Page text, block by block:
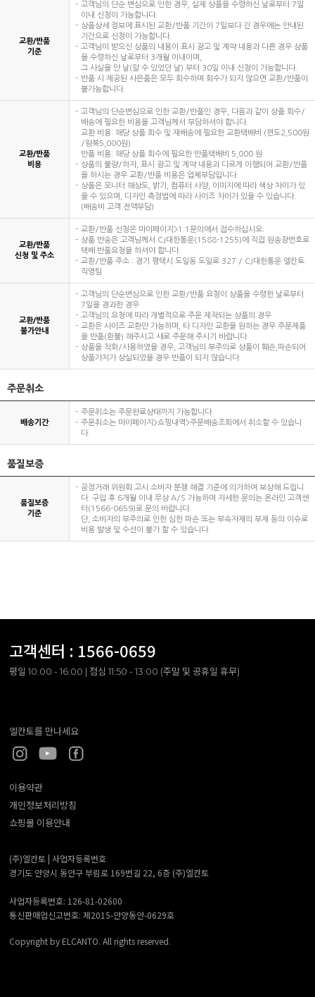
교환/반품
기준
고객님의 단순 변심으로 인한 경우, 실제 상품을 수령하신 날로부터 7일
이내 신청이 가능합니다.
상품상세 정보에 표시된 교환/반품 기간이 7일보다 긴 경우에는 안내된
기간으로 신청이 가능합니다.
고객님이 받으신 상품의 내용이 표시 광고 및 계약 내용과 다른 경우 상품
을 수령하신 날로부터 3개월 이내이며,
그 사실을 안 날(알 수 있었던 날) 부터 30일 이내 신청이 가능합니다.
반품 시 제공된 사은품은 모두 회수하며 회수가 되지 않으면 교환/반품이
불가능합니다.
교환/반품
비용
고객님의 단순변심으로 인한 교환/반품인 경우, 다음과 같이 상품 회수/
배송에 필요한 비용을 고객님께서 부담하셔야 합니다.
교환 비용: 해당 상품 회수 및 재배송에 필요한 교환택배비 (편도2,500원
/왕복5,000원)
반품 비용: 해당 상품 회수에 필요한 반품택배비 5,000 원
상품의 불량/하자, 표시 광고 및 계약 내용과 다르게 이행되어 교환/반품
을 하시는 경우 교환/반품 비용은 업체부담입니다.
상품은 모니터 해상도, 밝기, 컴퓨터 사양, 이미지에 따라 색상 차이가 있
을 수 있으며, 디자인 측정법에 따라 사이즈 차이가 있을 수 있습니다.
(배송비 고객 전액부담)
교환/반품
신청 및 주소
교환/반품 신청은 마이페이지>1:1문의에서 접수하십시오.
상품 반송은 고객님께서 CJ대한통운(1588-1255)에 직접 원송장번호로
택배 반품요청을 하셔야 합니다.
교환/반품 주소 : 경기 평택시 도일동 도일로 327 / CJ대한통운 엘칸토
직영팀
교환/반품
불가안내
고객님의 단순변심으로 인한 교환/반품 요청이 상품을 수령한 날로부터
7일을 경과한 경우
고객님의 요청에 따라 개별적으로 주문 제작되는 상품의 경우
교환은 사이즈 교환만 가능하며, 타 디자인 교환을 원하는 경우 주문제품
을 반품(환불) 해주시고 새로 주문해 주시기 바랍니다
상품을 착화/사용하였을 경우, 고객님의 부주의로 상품이 훼손,파손되어
상품가치가 상실되었을 경우 반품이 되지 않습니다.
주문취소
배송기간
주문취소는 주문완료상태까지 가능합니다.
주문취소는 마이페이지>쇼핑내역>주문배송조회에서 취소할 수 있습니
다.
품질보증
품질보증
기준
공정거래 위원회 고시 소비자 분쟁 해결 기준에 의거하여 보상해 드립니
다. 구입 후 6개월 이내 무상 A/S 가능하며 자세한 문의는 온라인 고객센
터(1566-0659)로 문의 바랍니다.
단, 소비자의 부주의로 인한 심한 파손 또는 부속자재의 부재 등의 이슈로
비용 발생 및 수선이 불가 할 수 있습니다.
고객센터 : 1566-0659
평일 10:00 - 16:00 | 점심 11:50 - 13:00 (주말 및 공휴일 휴무)
엘칸토를 만나세요
이용약관
개인정보처리방침
쇼핑몰 이용안내
(주)엘칸토 | 사업자등록번호
경기도 안양시 동안구 부림로 169번길 22, 6층 (주)엘칸토
사업자등록번호: 126-81-02600
통신판매업신고번호: 제2015-안양동안-0629호
Copyright by ELCANTO. All rights reserved.